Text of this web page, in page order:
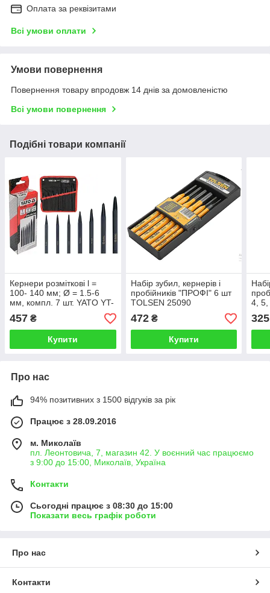
Оплата за реквізитами
Всі умови оплати
Умови повернення
Повернення товару впродовж 14 днів за домовленістю
Всі умови повернення
Подібні товари компанії
Кернери розміткові l =
100- 140 мм; Ø = 1.5-6
мм, компл. 7 шт. YATO YT-
47170 (Польща)
457 ₴
Купити
Набір зубил, кернерів і
пробійників "ПРОФІ" 6 шт
TOLSEN 25090
472₴
Купити
4,
325
Про нас
94% позитивних з 1500 відгуків за рік
Працює з 28.09.2016
м. Миколаїв
пл. Леонтовича, 7, магазин 42. У воєнний час працюємо
з 9:00 до 15:00, Миколаїв, Україна
Контакти
Сьогодні працює з 08:30 до 15:00
Показати весь графік роботи
Про нас
Контакти